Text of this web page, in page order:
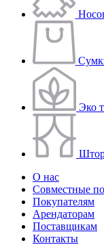
Эко
О нас
Совместные
Покупателям
Арендаторам
Поставщикам
Контакты